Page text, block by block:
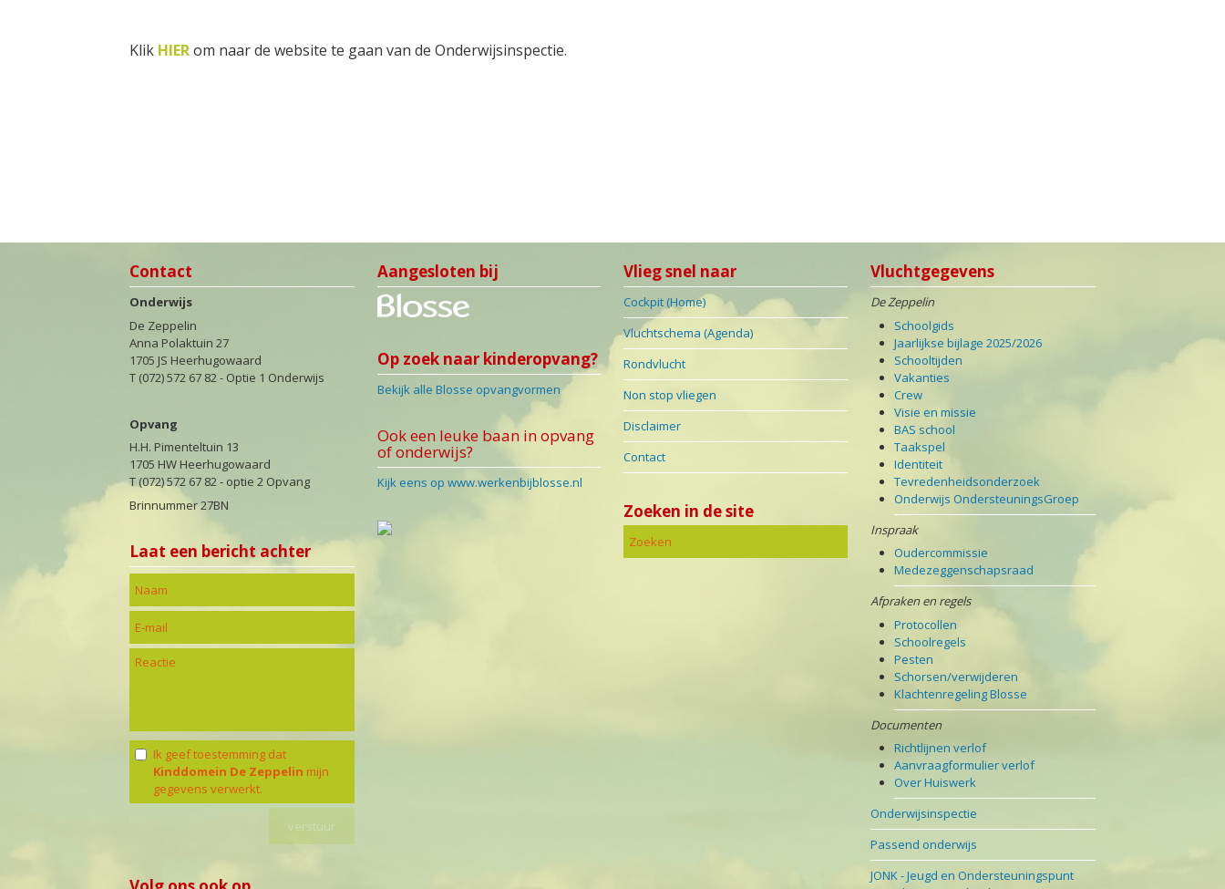
Klik HIERom naar de website te gaan van de Onderwijsinspectie.
Contact
Onderwijs
De Zeppelin
Anna Polaktuin 27
1705 JS Heerhugowaard
T (072) 572 67 82 - Optie 1 Onderwijs
Opvang
H.H. Pimenteltuin 13
1705 HW Heerhugowaard
T (072) 572 67 82 - optie 2 Opvang
Brinnummer 27BN
Laat een bericht achter
Ik geef toestemming dat
Kinddomein De Zeppelin mijn
gegevens verwerkt.
Aangesloten bij
Op zoek naar kinderopvang?
Bekijk alle Blosse opvangvormen
Ook een leuke baan in opvang
of onderwijs?
Kijk eens op www.werkenbijblosse.nl
Vlieg snel naar
Cockpit (Home)
Vluchtschema (Agenda)
Rondvlucht
Non stop vliegen
Disclaimer
Contact
Zoeken in de site
Vluchtgegevens
De Zeppelin
Schoolgids
Jaarlijkse bijlage 2025/2026
Schooltijden
Vakanties
Crew
Visie en missie
BAS school
Taakspel
Identiteit
Tevredenheidsonderzoek
Onderwijs OndersteuningsGroep
Inspraak
Oudercommissie
Medezeggenschapsraad
Afpraken en regels
Protocollen
Schoolregels
Pesten
Schorsen/verwijderen
Klachtenregeling Blosse
Documenten
Richtlijnen verlof
Aanvraagformulier verlof
Over Huiswerk
Onderwijsinspectie
Passend onderwijs
JONK - Jeugd en Ondersteuningspunt